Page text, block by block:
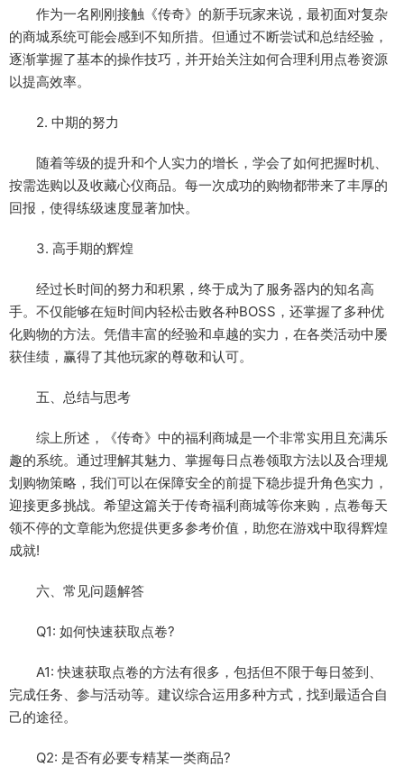
作为一名刚刚接触《传奇》的新手玩家来说，最初面对复杂
的商城系统可能会感到不知所措。但通过不断尝试和总结经验，
逐渐掌握了基本的操作技巧，并开始关注如何合理利用点卷资源
以提高效率。
2. 中期的努力
随着等级的提升和个人实力的增长，学会了如何把握时机、
按需选购以及收藏心仪商品。每一次成功的购物都带来了丰厚的
回报，使得练级速度显著加快。
3. 高手期的辉煌
经过长时间的努力和积累，终于成为了服务器内的知名高
手。不仅能够在短时间内轻松击败各种BOSS，还掌握了多种优
化购物的方法。凭借丰富的经验和卓越的实力，在各类活动中屡
获佳绩，赢得了其他玩家的尊敬和认可。
五、总结与思考
综上所述，《传奇》中的福利商城是一个非常实用且充满乐
趣的系统。通过理解其魅力、掌握每日点卷领取方法以及合理规
划购物策略，我们可以在保障安全的前提下稳步提升角色实力，
迎接更多挑战。希望这篇关于传奇福利商城等你来购，点卷每天
领不停的文章能为您提供更多参考价值，助您在游戏中取得辉煌
成就!
六、常见问题解答
Q1: 如何快速获取点卷?
A1: 快速获取点卷的方法有很多，包括但不限于每日签到、
完成任务、参与活动等。建议综合运用多种方式，找到最适合自
己的途径。
Q2: 是否有必要专精某一类商品?